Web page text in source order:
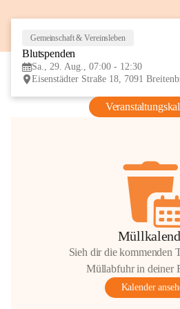
Gemeinschaft & Vereinsleben
Blutspenden
Sa., 29. Aug., 07:00 - 12:30
Sieh dir die kommenden
Müllabfuhr in deiner
Kalender